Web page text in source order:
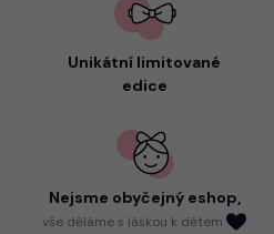
Unikátní limitované
edice
Nejsme obyčejný eshop,
vše děláme s láskou k dětem